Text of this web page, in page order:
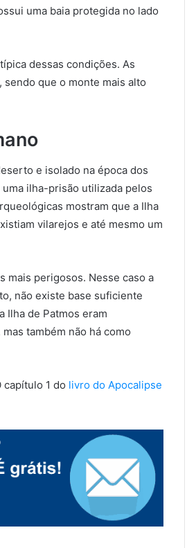
uma baia protegida no lado
dessas condições. As
que o monte mais alto
e isolado na época dos
ilha-prisão utilizada pelos
mostram que a Ilha
vilarejos e até mesmo um
mais perigosos. Nesse caso a
não existe base suficiente
Ilha de Patmos eram
também não há como
capítulo 1 do livro do Apocalipse